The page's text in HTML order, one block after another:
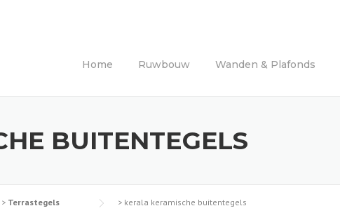
Home Ruwbouw Wanden & Plafonds
BUITENTEGELS
> Terrastegels > kerala keramische buitentegels